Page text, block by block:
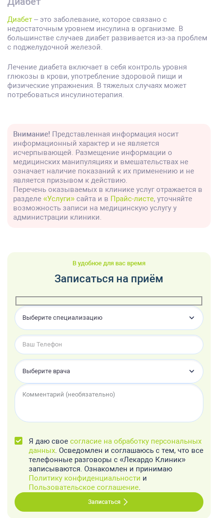
Диабет – это заболевание, которое связано с
недостаточным уровнем инсулина в организме. В
большинстве случаев диабет развивается из-за проблем
с поджелудочной железой.
Лечение диабета включает в себя контроль уровня
глюкозы в крови, употребление здоровой пищи и
физические упражнения. В тяжелых случаях может
потребоваться инсулинотерапия.
Внимание! Представленная информация носит
информационный характер и не является
исчерпывающей. Размещение информации о
медицинских манипуляциях и вмешательствах не
означает наличие показаний к их применению и не
является призывом к действию.
Перечень оказываемых в клинике услуг отражается в
разделе «Услуги» сайта и в Прайс-листе, уточняйте
возможность записи на медицинскую услугу у
администрации клиники.
В удобное для вас время
Записаться на приём
Выберите специализацию
Выберите врача
Я даю свое согласие на обработку персональных
данных. Осведомлен и соглашаюсь с тем, что все
телефонные разговоры с «Лекардо Клиник»
записываются. Ознакомлен и принимаю
Политику конфиденциальности и
Пользовательское соглашение.
Записаться